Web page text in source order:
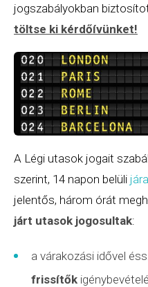
jogszabályokban
töltse ki kérdőívünket!
A Légi utasok jogait
szerint, 14 napon belüli
jelentős, három órát
járt utasok jogosultak:
a várakozási idővel
frissítők